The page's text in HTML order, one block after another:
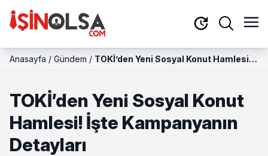
Anasayfa / Gündem / TOKİ’den Yeni Sosyal Konut Hamlesi!
TOKİ’den Yeni Sosyal Konut
Hamlesi! İşte Kampanyanın
Detayları